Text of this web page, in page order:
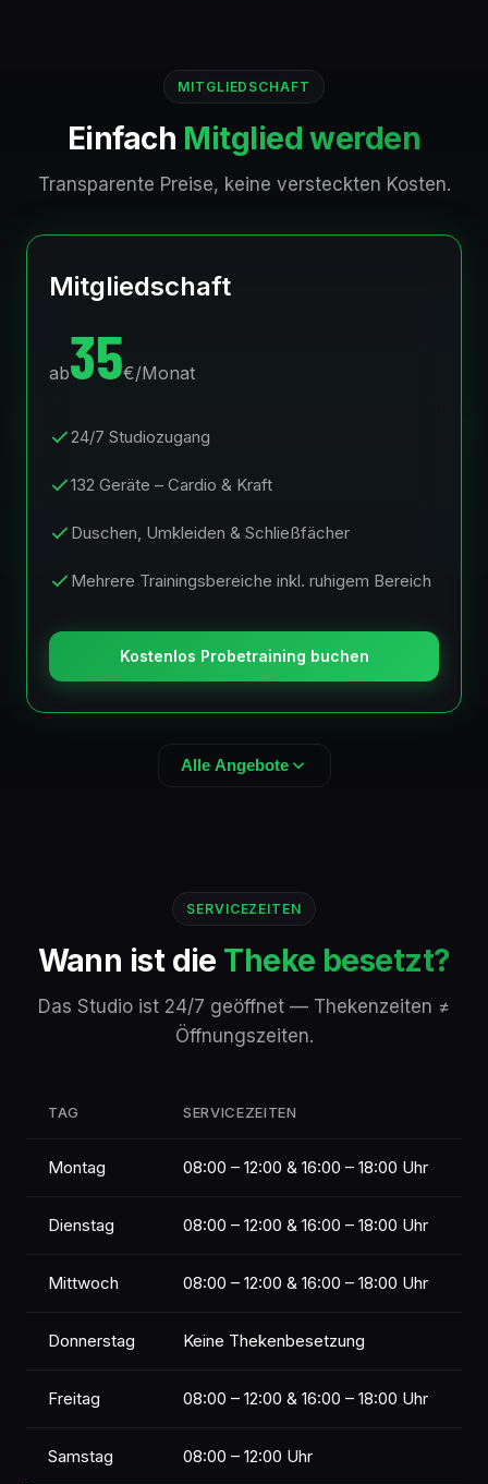
MITGLIEDSCHAFT
Einfach Mitglied werden
Transparente Preise, keine versteckten Kosten.
Mitgliedschaft
ab35€/Monat
24/7 Studiozugang
132 Geräte – Cardio & Kraft
Duschen, Umkleiden & Schließfächer
Mehrere Trainingsbereiche inkl. ruhigem Bereich
Kostenlos Probetraining buchen
Alle Angebote
Halbjahresvertrag 42 €/Monat
Jahresvertrag 35 €/Monat
KURZZEITIG & TAGESWEISE
Anmeldegebühr einmalig 35 €
Leihtransponder optional bei Monats- oder
9 €
Alle Preise inkl. MwSt. Weitere Infos an der Theke
SERVICEZEITEN
Wann ist die Theke besetzt?
Das Studio ist 24/7 geöffnet — Thekenzeiten ≠
Öffnungszeiten.
TAG SERVICEZEITEN
Montag 08:00 – 12:00 & 16:00 – 18:00 Uhr
Dienstag 08:00 – 12:00 & 16:00 – 18:00 Uhr
Mittwoch 08:00 – 12:00 & 16:00 – 18:00 Uhr
Donnerstag Keine Thekenbesetzung
Freitag 08:00 – 12:00 & 16:00 – 18:00 Uhr
Samstag 08:00 – 12:00 Uhr